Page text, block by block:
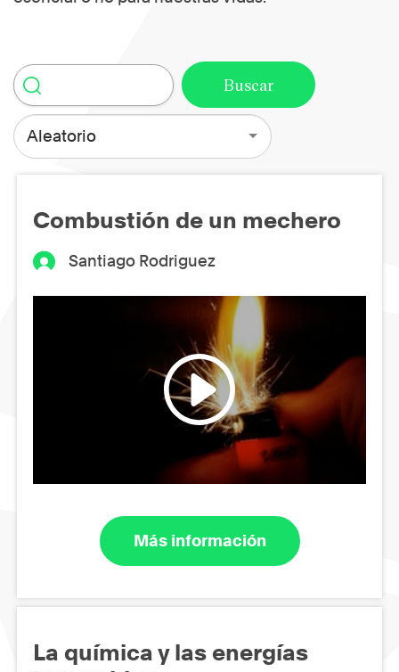
Aleatorio
Combustión de un mechero
Santiago Rodriguez
Más información
La química y las energías